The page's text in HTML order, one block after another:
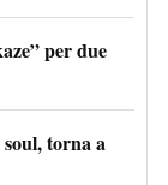
per due
torna a